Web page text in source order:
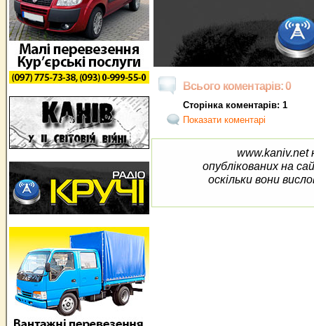
Всього коментарів: 0
Сторінка коментарів: 1
Показати коментарі
www.kaniv.net
опублікованих на
оскільки вони